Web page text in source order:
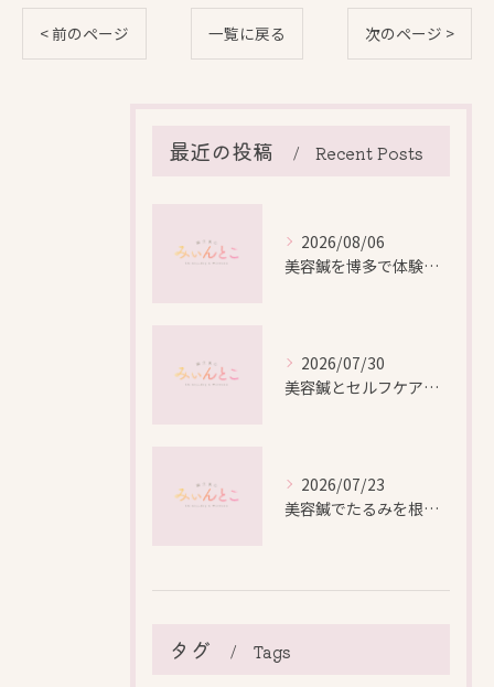
< 前のページ 一覧に戻る 次のページ >
最近の投稿 Recent Posts
2026/08/06
美容鍼を博多で体験する際の効果や安全性と料金比較徹底ガイド
2026/07/30
美容鍼とセルフケアで叶える愛知県名古屋市北区米が瀬町の新しい美しさ
2026/07/23
美容鍼でたるみを根本から改善し自然なリフトアップを叶える方法
タグ Tags